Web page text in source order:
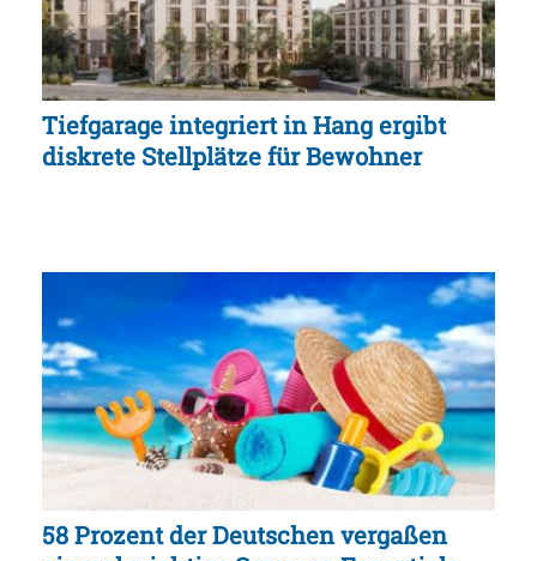
Tiefgarage integriert in Hang ergibt
diskrete Stellplätze für Bewohner
58 Prozent der Deutschen vergaßen